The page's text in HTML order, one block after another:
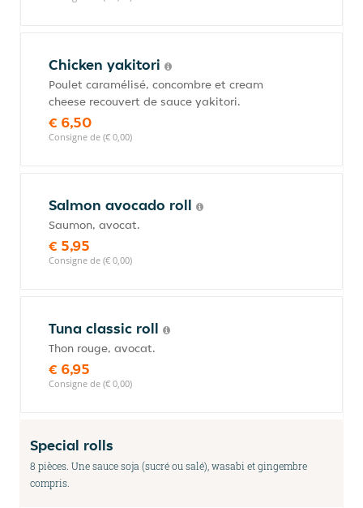
Chicken yakitori
Poulet caramélisé, concombre et cream
cheese recouvert de sauce yakitori.
€ 6,50
Consigne de (€ 0,00)
Salmon avocado roll
Saumon, avocat.
€ 5,95
Consigne de (€ 0,00)
Tuna classic roll
Thon rouge, avocat.
€ 6,95
Consigne de (€ 0,00)
Special rolls
8 pièces. Une sauce soja (sucré ou salé), wasabi et gingembre
compris.